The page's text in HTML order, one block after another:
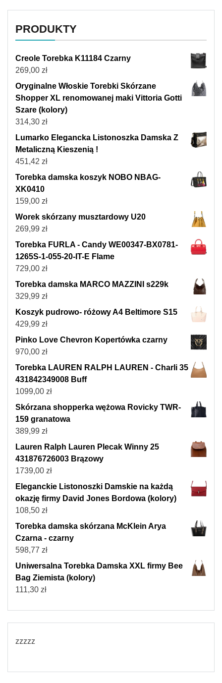
PRODUKTY
Creole Torebka K11184 Czarny
269,00 zł
Oryginalne Włoskie Torebki Skórzane
Shopper XL renomowanej maki Vittoria Gotti
Szare (kolory)
314,30 zł
Lumarko Elegancka Listonoszka Damska Z
Metaliczną Kieszenią !
451,42 zł
Torebka damska koszyk NOBO NBAG-
XK0410
159,00 zł
Worek skórzany musztardowy U20
269,99 zł
Torebka FURLA - Candy WE00347-BX0781-
1265S-1-055-20-IT-E Flame
729,00 zł
Torebka damska MARCO MAZZINI s229k
329,99 zł
Koszyk pudrowo- różowy A4 Beltimore S15
429,99 zł
Pinko Love Chevron Kopertówka czarny
970,00 zł
Torebka LAUREN RALPH LAUREN - Charli 35
431842349008 Buff
1099,00 zł
Skórzana shopperka wężowa Rovicky TWR-
159 granatowa
389,99 zł
Lauren Ralph Lauren Plecak Winny 25
431876726003 Brązowy
1739,00 zł
Eleganckie Listonoszki Damskie na każdą
okazję firmy David Jones Bordowa (kolory)
108,50 zł
Torebka damska skórzana McKlein Arya
Czarna - czarny
598,77 zł
Uniwersalna Torebka Damska XXL firmy Bee
Bag Ziemista (kolory)
111,30 zł
zzzzz